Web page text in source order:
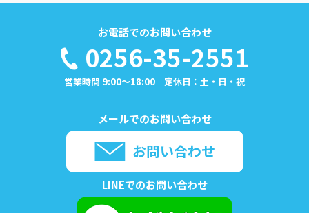
お電話でのお問い合わせ
0256-35-2551
営業時間 9:00～18:00 定休日：土・日・祝
メールでのお問い合わせ
お問い合わせ
LINEでのお問い合わせ